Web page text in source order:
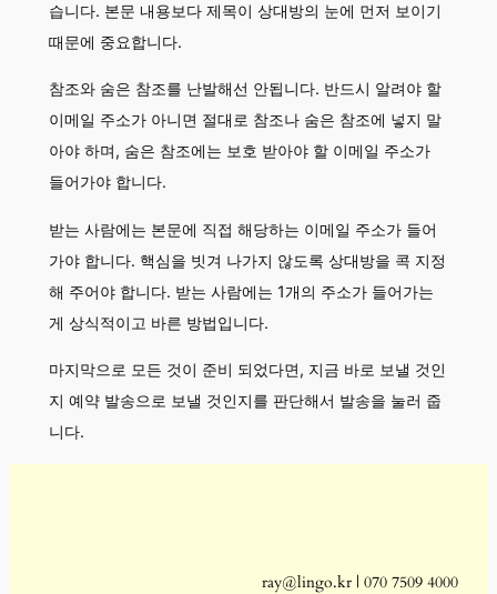
습니다. 본문 내용보다 제목이 상대방의 눈에 먼저 보이기
때문에 중요합니다.
참조와 숨은 참조를 난발해선 안됩니다. 반드시 알려야 할
이메일 주소가 아니면 절대로 참조나 숨은 참조에 넣지 말
아야 하며, 숨은 참조에는 보호 받아야 할 이메일 주소가
들어가야 합니다.
받는 사람에는 본문에 직접 해당하는 이메일 주소가 들어
가야 합니다. 핵심을 빗겨 나가지 않도록 상대방을 콕 지정
해 주어야 합니다. 받는 사람에는 1개의 주소가 들어가는
게 상식적이고 바른 방법입니다.
마지막으로 모든 것이 준비 되었다면, 지금 바로 보낼 것인
지 예약 발송으로 보낼 것인지를 판단해서 발송을 눌러 줍
니다.
ray@lingo.kr | 070 7509 4000